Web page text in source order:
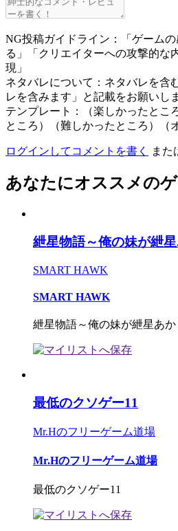
NG投稿ガイドライン：「ゲーム
る」「クリエイターへの攻撃的な
現」
ネタバレについて：ネタバレを含
レを含みます」と記載をお願いし
テンプレート：（楽しかったとこ
ところ）（難しかったところ）（
ログインしてコメントを書く また
あなたにオススメの
紲星物語～俺の妹が紲星
SMART HAWK
SMART HAWK
紲星物語～俺の妹が紲星あ
最低のクソゲー11
Mr.Hのフリーゲーム道場
Mr.Hのフリーゲーム道場
最低のクソゲー11